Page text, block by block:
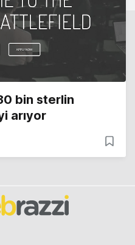
bin sterlin
arıyor